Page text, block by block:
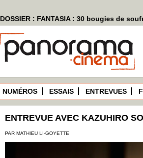
DOSSIER : FANTASIA : 30 bougies de
NUMÉROS ESSAIS ENTREVUES
ENTREVUE AVEC KAZUHIRO
PAR MATHIEU LI-GOYETTE